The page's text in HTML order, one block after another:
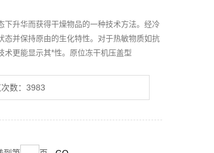
升华而获得干燥物品的一种技术方法。经冷
并保持原由的生化特性。对于热敏物质如抗
术更能显示其*性。原位冻干机压盖型
数：3983